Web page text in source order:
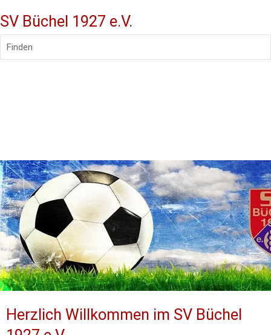
SV Büchel 1927 e.V.
Finden
Herzlich Willkommen im SV Büchel